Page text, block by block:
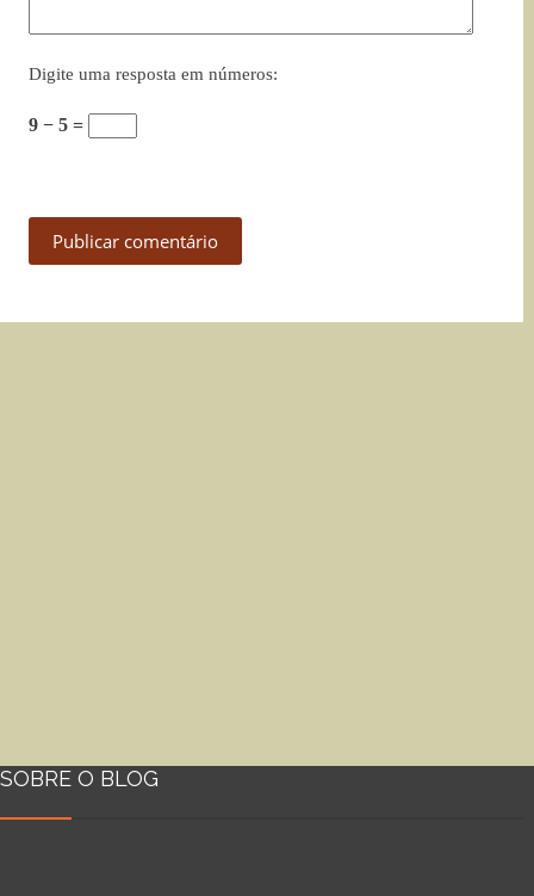
Digite uma resposta em números:
9 − 5 =
Publicar comentário
SOBRE O BLOG